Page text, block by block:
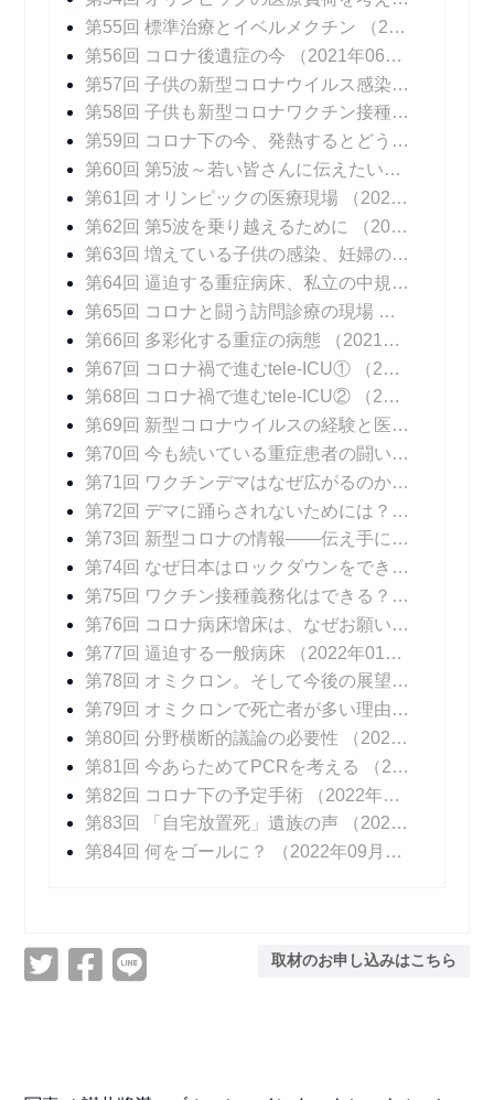
第55回 標準治療とイベルメクチン
（2021年06月14日 掲載）
第56回 コロナ後遺症の今
（2021年06月21日 掲載）
第57回 子供の新型コロナウイルス感染症
第58回 子供も新型コロナワクチン接種を
第59回 コロナ下の今、発熱するとどうなる？
第60回 第5波～若い皆さんに伝えたいこと
第61回 オリンピックの医療現場
（2021年08月06日 掲載）
第62回 第5波を乗り越えるために
（2021年08月16日 掲載）
第63回 増えている子供の感染、妊婦の感染
第64回 逼迫する重症病床、私立の中規模急性期病院の頑張り
第65回 コロナと闘う訪問診療の現場
（2021年09
第66回 多彩化する重症の病態
（2021年09月20日 掲載）
第67回 コロナ禍で進むtele-ICU①
（2021年09月27日 掲載）
第68回 コロナ禍で進むtele-ICU②
（2021年10月04日 掲載）
第69回 新型コロナウイルスの経験と医療DXの可能性
第70回 今も続いている重症患者の闘い
（2021年
第71回 ワクチンデマはなぜ広がるのか？
第72回 デマに踊らされないためには？
（2021年
第73回 新型コロナの情報――伝え手に求められること
第74回 なぜ日本はロックダウンをできなかったのか？
第75回 ワクチン接種義務化はできる？ できない？
第76回 コロナ病床増床は、なぜお願いベースなのか？
第77回 逼迫する一般病床
（2022年01月24日 掲載）
第78回 オミクロン。そして今後の展望
（2022年
第79回 オミクロンで死亡者が多い理由
（2022年
第80回 分野横断的議論の必要性
（2022年03月21日 掲載）
第81回 今あらためてPCRを考える
（2022年04月04日 掲載）
第82回 コロナ下の予定手術
（2022年04月25日 掲載）
第83回 「自宅放置死」遺族の声
（2022年05月23日 掲載）
第84回 何をゴールに？
（2022年09月09日 掲載）
取材のお申し込みはこちら